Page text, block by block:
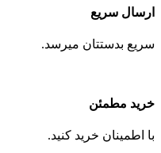
ارسال سریع
سریع بدستتان میرسد.
خرید مطمئن
با اطمینان خرید کنید.